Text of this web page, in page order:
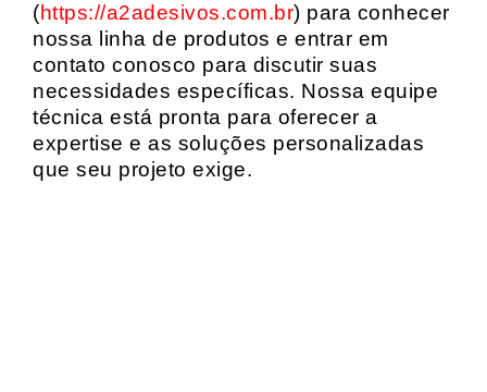
(https://a2adesivos.com.br) para conhecer
nossa linha de produtos e entrar em
contato conosco para discutir suas
necessidades específicas. Nossa equipe
técnica está pronta para oferecer a
expertise e as soluções personalizadas
que seu projeto exige.